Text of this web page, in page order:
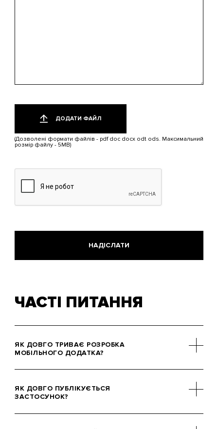
Додати
ДОДАТИ ФАЙЛ
(Дозволені формати файлів - pdf doc docx odt ods. Максимальний
розмір файлу - 5MB)
Лише
5
МБ.
doc,
ods.
ЧАСТІ ПИТАННЯ
ЯК ДОВГО ТРИВАЄ РОЗРОБКА
МОБІЛЬНОГО ДОДАТКА?
технічної частини, особливостей
користувацького інтерфейсу та
попередню оцінку, заповніть форму
ЯК ДОВГО ПУБЛІКУЄТЬСЯ
ЗАСТОСУНОК?